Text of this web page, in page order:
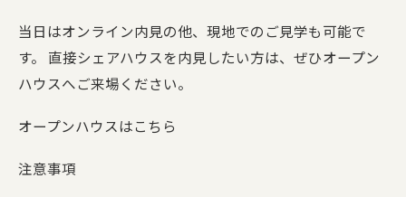
当日はオンライン内見の他、現地でのご見学も可能で
す。 直接シェアハウスを内見したい方は、ぜひオープン
ハウスへご来場ください。
オープンハウスはこちら
注意事項